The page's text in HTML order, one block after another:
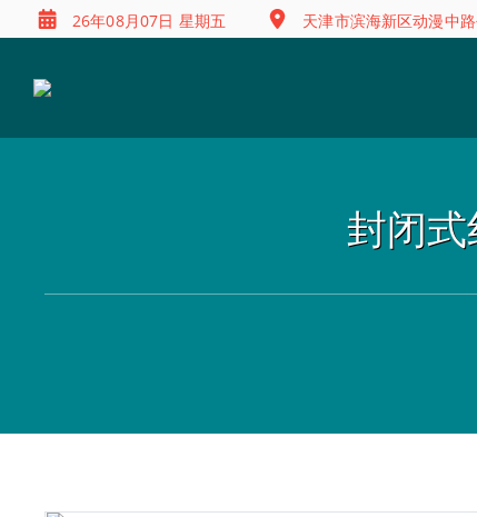
26年08月07日 星期五 天津市滨海新区动漫中
封闭式